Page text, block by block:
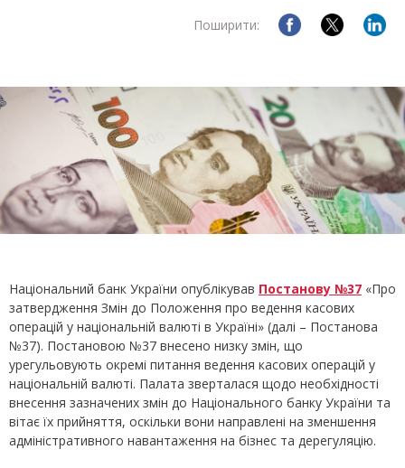
Поширити:
Національний банк України опублікував Постанову №37 «Про
затвердження Змін до Положення про ведення касових
операцій у національній валюті в Україні» (далі – Постанова
№37). Постановою №37 внесено низку змін, що
урегульовують окремі питання ведення касових операцій у
національній валюті. Палата зверталася щодо необхідності
внесення зазначених змін до Національного банку України та
вітає їх прийняття, оскільки вони направлені на зменшення
адміністративного навантаження на бізнес та дерегуляцію.